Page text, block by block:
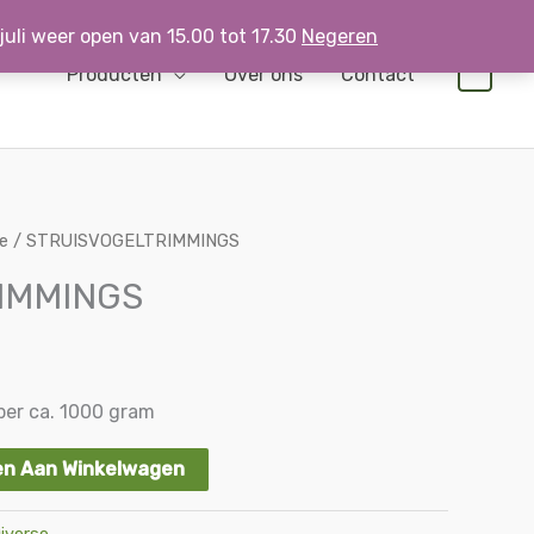
weer open van 15.00 tot 17.30 Negeren
Producten Over ons Contact 0
/ STRUISVOGELTRIMMINGS
ca. 1000 gram
Aan Winkelwagen